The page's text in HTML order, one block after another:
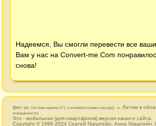
Надеемся, Вы смогли перевести все
Вам у нас на Convert-me.Com
снова!
фот (ph, Система единиц СГС (сантиметр-грамм-секунда)) → Летом в
освещённости)
Это - мобильная (для смартфонов) версия нашего сайта.
Copyright © 1996-2024 Сергей Герштейн Анна Герштейн